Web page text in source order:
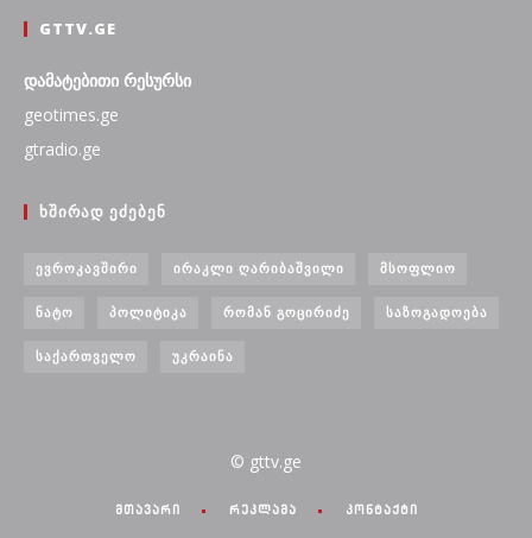
GTTV.GE
დამატებითი რესურსი
geotimes.ge
gtradio.ge
ᲮᲨᲘᲠᲐᲓ ᲔᲫᲔᲑᲔᲜ
ᲔᲕᲠᲝᲙᲐᲕᲨᲘᲠᲘ ᲘᲠᲐᲙᲚᲘ ᲦᲐᲠᲘᲑᲐᲨᲕᲘᲚᲘ ᲛᲡᲝᲤᲚᲘᲝ
ᲜᲐᲢᲝ ᲞᲝᲚᲘᲢᲘᲙᲐ ᲠᲝᲛᲐᲜ ᲒᲝᲪᲘᲠᲘᲫᲔ ᲡᲐᲖᲝᲒᲐᲓᲝᲔᲑᲐ
ᲡᲐᲥᲐᲠᲗᲕᲔᲚᲝ ᲣᲙᲠᲐᲘᲜᲐ
© gttv.ge
მთავარი რეკლამა კონტაქტი